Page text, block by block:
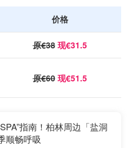
价格
原€38 现€31.5
原€60 现€51.5
指南！柏林周边「盐洞
顺畅呼吸